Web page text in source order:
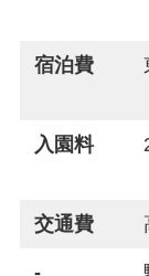
宿泊費
入園料
交通費